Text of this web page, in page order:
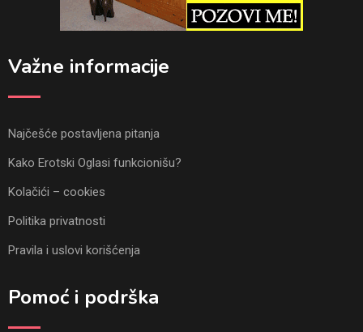
Važne informacije
Najčešće postavljena pitanja
Kako Erotski Oglasi funkcionišu?
Kolačići – cookies
Politika privatnosti
Pravila i uslovi korišćenja
Pomoć i podrška